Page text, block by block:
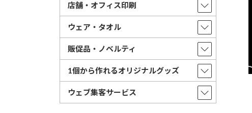
店舗・オフィス印刷
ウェア・タオル
販促品・ノベルティ
1個から作れるオリジナルグッズ
ウェブ集客サービス